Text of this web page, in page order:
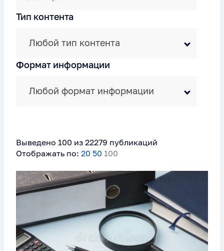
Тип контента
Любой тип контента
Формат информации
Любой формат информации
Выведено 100 из 22279 публикаций
Отображать по: 20 50 100